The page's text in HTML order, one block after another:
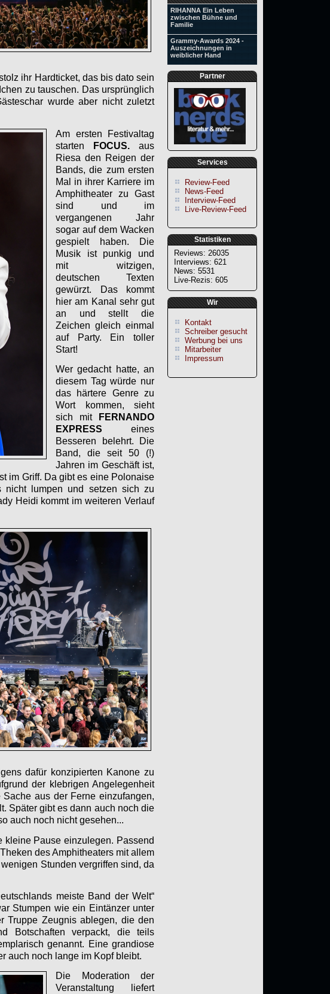
RIHANNA Ein Leben
zwischen Bühne und
Familie
Grammy-Awards 2024 -
Auszeichnungen in
weiblicher Hand
Partner
Services
Review-Feed
News-Feed
Interview-Feed
Live-Review-Feed
Statistiken
Reviews: 26035
Interviews: 621
News: 5531
Live-Rezis: 605
Wir
Kontakt
Schreiber gesucht
Werbung bei uns
Mitarbeiter
Impressum
ihr Hardticket, das bis dato sein
zu tauschen. Das ursprünglich
wurde aber nicht zuletzt
Am ersten Festivaltag
starten
FOCUS. aus
Riesa den Reigen der
Bands, die zum ersten
Mal in ihrer Karriere im
Amphitheater zu Gast
sind und im
vergangenen Jahr
sogar auf dem Wacken
gespielt haben. Die
Musik ist punkig und
mit witzigen,
deutschen Texten
gewürzt. Das kommt
hier am Kanal sehr gut
an und stellt die
Zeichen gleich einmal
auf Party. Ein toller
Start!
Wer gedacht hatte, an
diesem Tag würde nur
das härtere Genre zu
Wort kommen, sieht
sich mit
FERNANDO
EXPRESS eines
Besseren belehrt. Die
Band, die seit 50 (!)
Jahren im Geschäft ist,
im Griff. Da gibt es eine Polonaise
lumpen und setzen sich zu
Heidi kommt im weiteren Verlauf
dafür konzipierten Kanone zu
der klebrigen Angelegenheit
aus der Ferne einzufangen,
Später gibt es dann auch noch die
auch noch nicht gesehen...
Pause einzulegen. Passend
des Amphitheaters mit allem
Stunden vergriffen sind, da
meiste Band der Welt“
Stumpen wie ein Eintänzer unter
Truppe Zeugnis ablegen, die den
Botschaften verpackt, die teils
genannt. Eine grandiose
auch noch lange im Kopf bleibt.
Die Moderation der
Veranstaltung liefert